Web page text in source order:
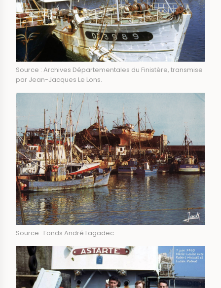
Source : Archives Départementales du Finistère, transmise
par Jean-Jacques Le Lons.
Source : Fonds André Lagadec.